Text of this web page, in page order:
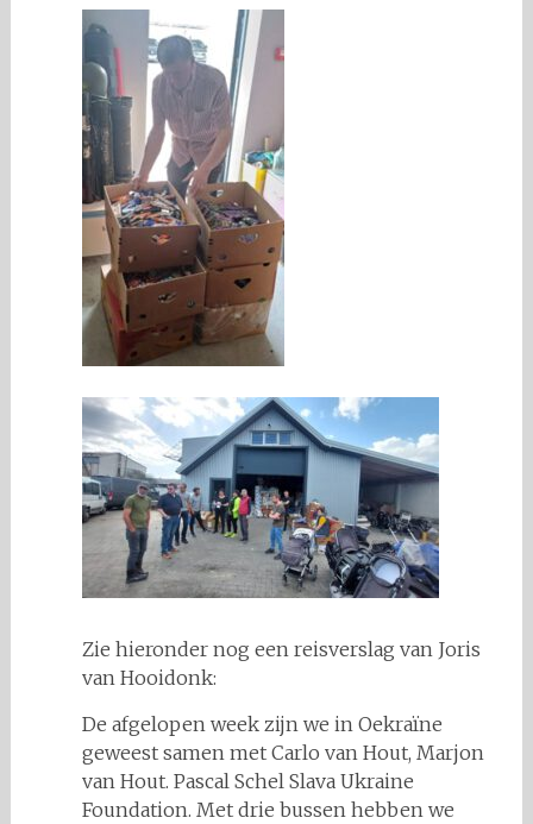
Zie hieronder nog een reisverslag van Joris
van Hooidonk:
De afgelopen week zijn we in Oekraïne
geweest samen met Carlo van Hout, Marjon
van Hout. Pascal Schel Slava Ukraine
Foundation. Met drie bussen hebben we